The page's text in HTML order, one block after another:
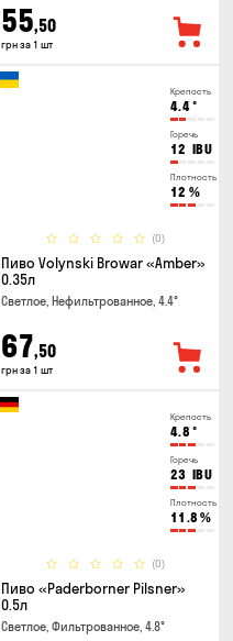
55,50
грн за 1 шт
Крепость
4.4°
Горечь
12 IBU
Плотность
12 %
(0)
Пиво Volynski Browar «Amber»
0.35л
Светлое, Нефильтрованное, 4.4°
67,50
грн за 1 шт
Крепость
4.8 °
Горечь
23 IBU
Плотность
11.8 %
(0)
Пиво «Paderborner Pilsner»
0.5л
Светлое, Фильтрованное, 4.8°